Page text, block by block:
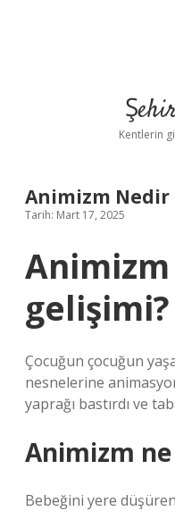
Kentlerin
Animizm Nedir
Tarih: Mart 17, 2025
gelişimi?
Çocuğun çocuğun
nesnelerine
yaprağı bastırdı ve
Animizm
Bebeğini yere